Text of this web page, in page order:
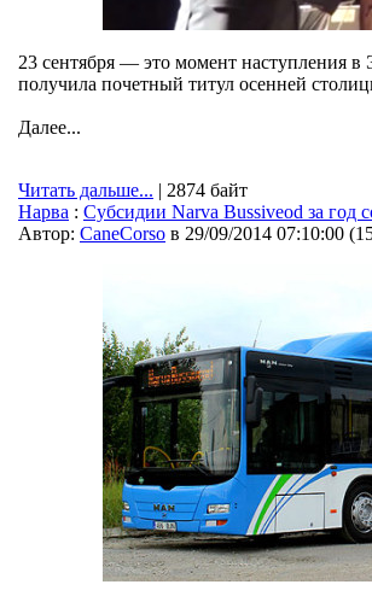
23 сентября — это момент наступления в
получила почетный титул осенней
Далее...
Читать дальше... | 2874 байт
Нарва : Субсидии Narva Bussiveod за год
Автор: CaneCorso в 29/09/2014 07:10:00 (